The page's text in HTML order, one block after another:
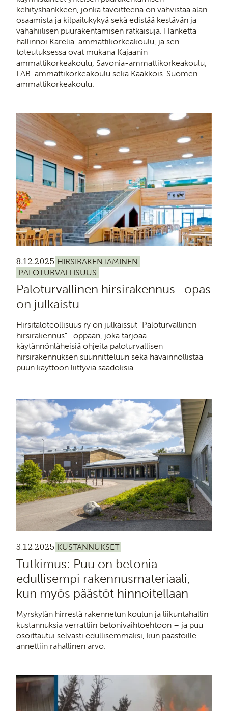
kehityshankkeen, jonka tavoitteena on vahvistaa alan
osaamista ja kilpailukykyä sekä edistää kestävän ja
vähähiilisen puurakentamisen ratkaisuja. Hanketta
hallinnoi Karelia-ammattikorkeakoulu, ja sen
toteutuksessa ovat mukana Kajaanin
ammattikorkeakoulu, Savonia-ammattikorkeakoulu,
LAB-ammattikorkeakoulu sekä Kaakkois-Suomen
ammattikorkeakoulu.
8.12.2025 HIRSIRAKENTAMINEN
PALOTURVALLISUUS
Paloturvallinen hirsirakennus -opas
on julkaistu
Hirsitaloteollisuus ry on julkaissut "Paloturvallinen
hirsirakennus" -oppaan, joka tarjoaa
käytännönläheisiä ohjeita paloturvallisen
hirsirakennuksen suunnitteluun sekä havainnollistaa
puun käyttöön liittyviä säädöksiä.
3.12.2025 KUSTANNUKSET
Tutkimus: Puu on betonia
edullisempi rakennusmateriaali,
kun myös päästöt hinnoitellaan
Myrskylän hirrestä rakennetun koulun ja liikuntahallin
kustannuksia verrattiin betonivaihtoehtoon – ja puu
osoittautui selvästi edullisemmaksi, kun päästöille
annettiin rahallinen arvo.